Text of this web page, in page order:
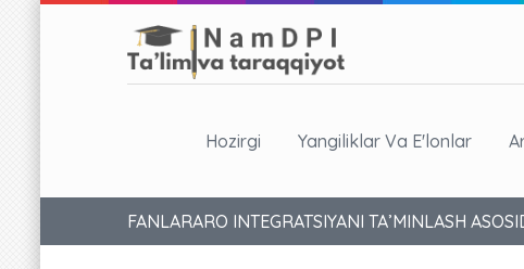
Hozirgi Yangiliklar Va E'lonlar
FANLARARO INTEGRATSIYANI TA’MINLASH